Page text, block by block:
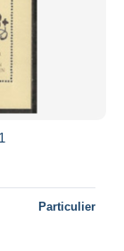
Particulier